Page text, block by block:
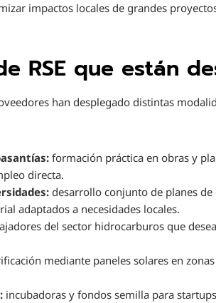
impactos locales de grandes
RSE que están
han desplegado distintas
formación práctica en obras y
directa.
desarrollo conjunto de planes
adaptados a necesidades locales.
del sector hidrocarburos que
mediante paneles solares en
incubadoras y fondos semilla para